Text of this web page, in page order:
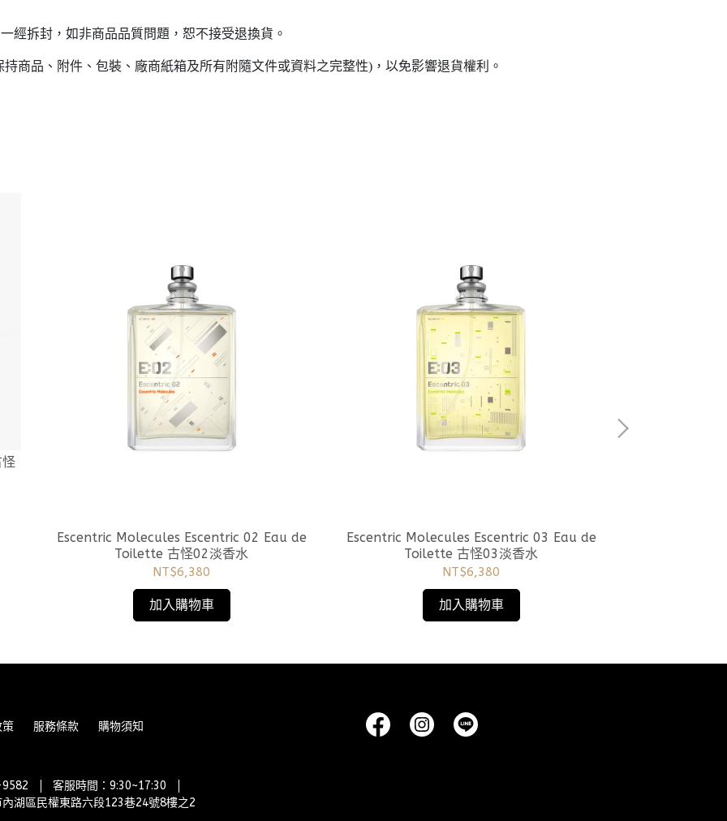
經拆封，如非商品品質問題，恕不接受退換貨。
商品、附件、包裝、廠商紙箱及所有附隨文件或資料之完整性)，以免影響退貨權利。
Escentric Molecules Escentric 02 Eau de
Toilette 古怪02淡香水
NT$6,380
加入購物車
Escentric Molecules Escentric 03 Eau de
Toilette 古怪03淡香水
NT$6,380
加入購物車
策 服務條款 購物須知
客服時間：9:30~17:30
湖區民權東路六段123巷24號8樓之2